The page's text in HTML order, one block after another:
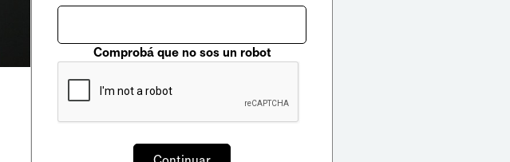
Comprobá que no sos un robot